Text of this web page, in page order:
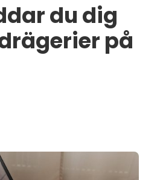
du dig
på